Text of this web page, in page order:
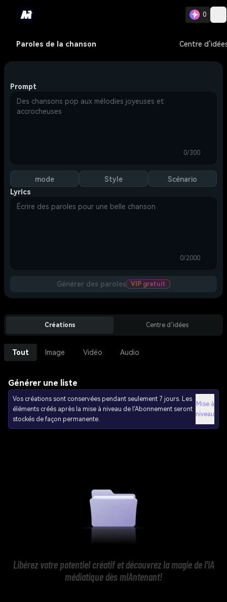
0
Paroles de la chanson Centre
Prompt
0/300
mode Style
Scénario
Lyrics
0/2000
Générer des paroles VIP gratuit
Créations Centre d’idées
Tout Image Vidéo Audio
Générer une liste
Vos créations sont conservées pendant seulement 7 jours. Les
éléments créés après la mise à niveau de l'Abonnement seront
stockés de façon permanente.
Mise à
niveau
Libérez votre potentiel créatif et découvrez la magie de l'IA
médiatique dès mIAntenant!